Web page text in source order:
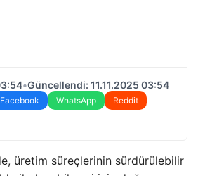
•Güncellendi: 11.11.2025 03:54
Facebook WhatsApp
Reddit
üretim süreçlerinin sürdürülebilir